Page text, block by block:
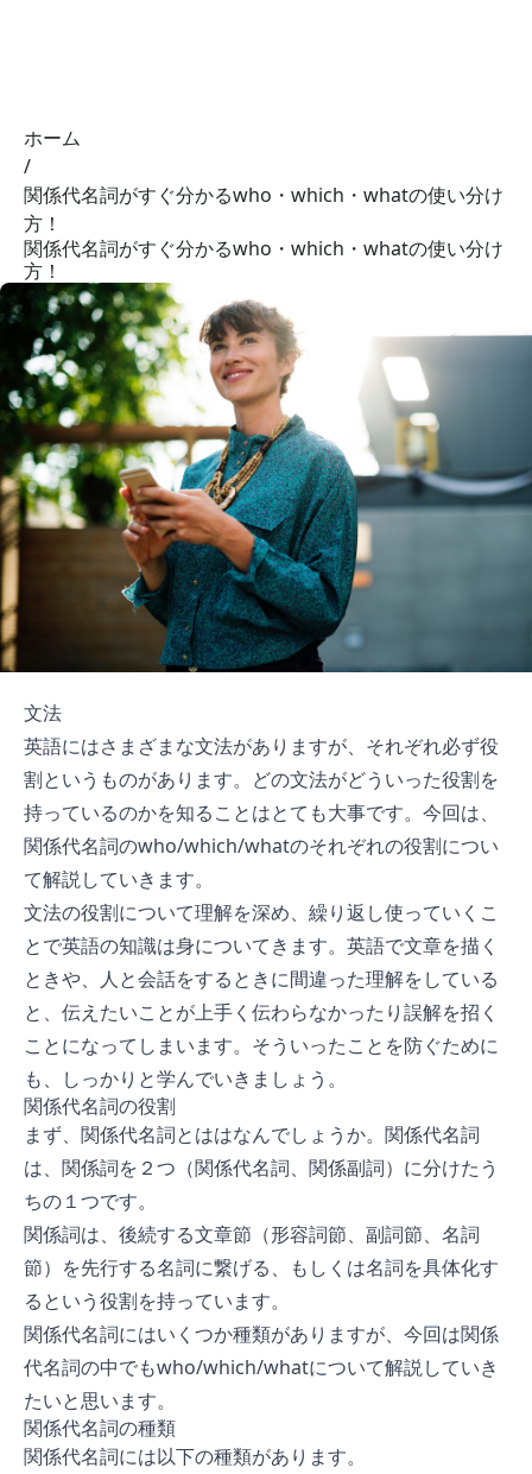
ホーム
/
関係代名詞がすぐ分かるwho・which・whatの使い分け
方！
関係代名詞がすぐ分かるwho・which・whatの使い分け
方！
文法
英語にはさまざまな文法がありますが、それぞれ必ず役
割というものがあります。どの文法がどういった役割を
持っているのかを知ることはとても大事です。今回は、
関係代名詞のwho/which/whatのそれぞれの役割につい
て解説していきます。
文法の役割について理解を深め、繰り返し使っていくこ
とで英語の知識は身についてきます。英語で文章を描く
ときや、人と会話をするときに間違った理解をしている
と、伝えたいことが上手く伝わらなかったり誤解を招く
ことになってしまいます。そういったことを防ぐために
も、しっかりと学んでいきましょう。
関係代名詞の役割
まず、関係代名詞とははなんでしょうか。関係代名詞
は、関係詞を２つ（関係代名詞、関係副詞）に分けたう
ちの１つです。
関係詞は、後続する文章節（形容詞節、副詞節、名詞
節）を先行する名詞に繋げる、もしくは名詞を具体化す
るという役割を持っています。
関係代名詞にはいくつか種類がありますが、今回は関係
代名詞の中でもwho/which/whatについて解説していき
たいと思います。
関係代名詞の種類
関係代名詞には以下の種類があります。